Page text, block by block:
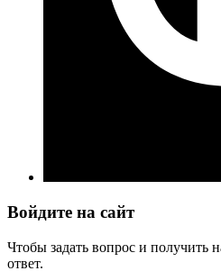
Войдите на сайт
Чтобы задать вопрос и получить
ответ.